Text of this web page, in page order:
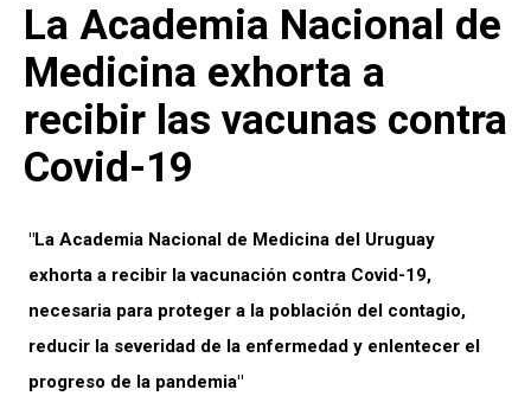
La Academia Nacional de
Medicina exhorta a
recibir las vacunas contra
Covid-19
"La Academia Nacional de Medicina del Uruguay
exhorta a recibir lavacunación contra Covid-19,
necesaria para proteger a la población del contagio,
reducir la severidad de la enfermedad y enlentecer el
progreso de la pandemia"